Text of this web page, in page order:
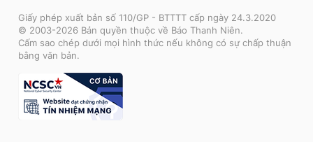
Giấy phép xuất bản số 110/GP - BTTTT cấp ngày 24.3.2020
© 2003-2026 Bản quyền thuộc về Báo Thanh Niên.
Cấm sao chép dưới mọi hình thức nếu không có sự chấp thuận
bằng văn bản.